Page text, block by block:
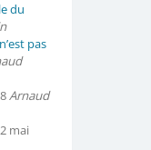
du
pas
Arnaud
mai